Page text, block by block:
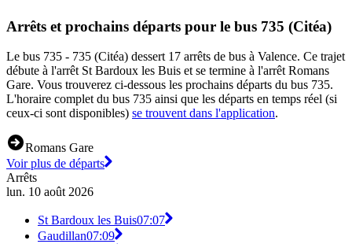
Arrêts et prochains départs pour le bus 735 (Citéa)
Le bus 735 - 735 (Citéa) dessert 17 arrêts de bus à Valence. Ce trajet
débute à l'arrêt St Bardoux les Buis et se termine à l'arrêt Romans
Gare. Vous trouverez ci-dessous les prochains départs du bus 735.
L'horaire complet du bus 735 ainsi que les départs en temps réel (si
ceux-ci sont disponibles) se trouvent dans l'application.
Romans Gare
Voir plus de départs
Arrêts
lun. 10 août 2026
St Bardoux les Buis07:07
Gaudillan07:09